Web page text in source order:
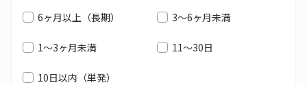
6ヶ月以上（長期） 3～6ヶ月未満
1～3ヶ月未満 11～30日
10日以内（単発）